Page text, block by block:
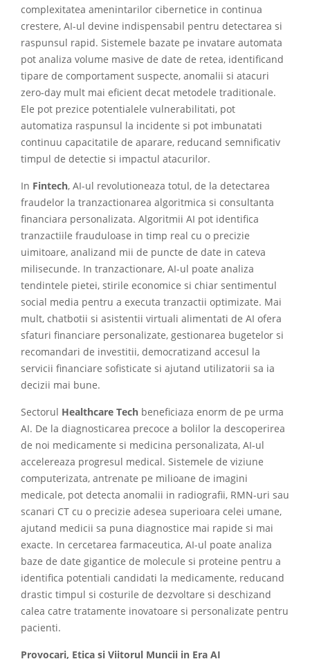
complexitatea amenintarilor cibernetice in continua
crestere, AI-ul devine indispensabil pentru detectarea si
raspunsul rapid. Sistemele bazate pe invatare automata
pot analiza volume masive de date de retea, identificand
tipare de comportament suspecte, anomalii si atacuri
zero-day mult mai eficient decat metodele traditionale.
Ele pot prezice potentialele vulnerabilitati, pot
automatiza raspunsul la incidente si pot imbunatati
continuu capacitatile de aparare, reducand semnificativ
timpul de detectie si impactul atacurilor.
In Fintech, AI-ul revolutioneaza totul, de la detectarea
fraudelor la tranzactionarea algoritmica si consultanta
financiara personalizata. Algoritmii AI pot identifica
tranzactiile frauduloase in timp real cu o precizie
uimitoare, analizand mii de puncte de date in cateva
milisecunde. In tranzactionare, AI-ul poate analiza
tendintele pietei, stirile economice si chiar sentimentul
social media pentru a executa tranzactii optimizate. Mai
mult, chatbotii si asistentii virtuali alimentati de AI ofera
sfaturi financiare personalizate, gestionarea bugetelor si
recomandari de investitii, democratizand accesul la
servicii financiare sofisticate si ajutand utilizatorii sa ia
decizii mai bune.
Sectorul Healthcare Tech beneficiaza enorm de pe urma
AI. De la diagnosticarea precoce a bolilor la descoperirea
de noi medicamente si medicina personalizata, AI-ul
accelereaza progresul medical. Sistemele de viziune
computerizata, antrenate pe milioane de imagini
medicale, pot detecta anomalii in radiografii, RMN-uri sau
scanari CT cu o precizie adesea superioara celei umane,
ajutand medicii sa puna diagnostice mai rapide si mai
exacte. In cercetarea farmaceutica, AI-ul poate analiza
baze de date gigantice de molecule si proteine pentru a
identifica potentiali candidati la medicamente, reducand
drastic timpul si costurile de dezvoltare si deschizand
calea catre tratamente inovatoare si personalizate pentru
pacienti.
Provocari, Etica si Viitorul Muncii in Era AI